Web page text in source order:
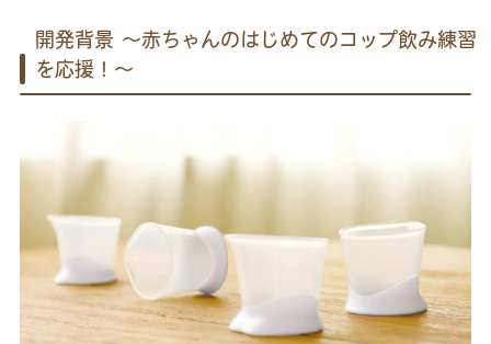
開発背景 ～赤ちゃんのはじめてのコップ飲み練習
を応援！～